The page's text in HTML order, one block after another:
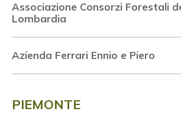
Associazione Consorzi Forestali
Lombardia
Azienda Ferrari Ennio e Piero
PIEMONTE